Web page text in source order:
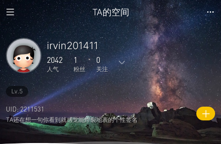
TA的空间
irvin201411
2042
人气
1
粉丝
0
关注
35
主题
2
回复
0
日志
0
相册
0
好友
1 0
关注
0
说说
2042
人气
1015
积分
Lv.5
UID: 2211531
TA还在想一句你看到就感觉能炸裂地表的个性签名